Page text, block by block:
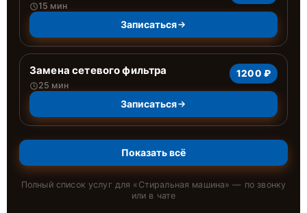
15 мин
Записаться
Замена сетевого фильтра
25 мин
1200 ₽
Записаться
Показать всё
Полный список услуг для « Стиральная машина» — по звонку
или в чате